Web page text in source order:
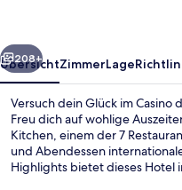
Weiter
208+
ÜbersichtZimmerLage
Versuch dein Glück im Casino
Freu dich auf wohlige
Kitchen, einem der 7
und Abendessen
Highlights bietet dieses Hotel